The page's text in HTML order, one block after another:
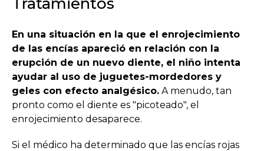
En una situación en la que el enrojecimiento
de las encías apareció en relación con la
erupción de un nuevo diente, el niño intenta
ayudar al uso de juguetes-mordedores y
geles con efecto analgésico. A menudo, tan
pronto como el diente es "picoteado", el
enrojecimiento desaparece.
Si el médico ha determinado que las encías rojas